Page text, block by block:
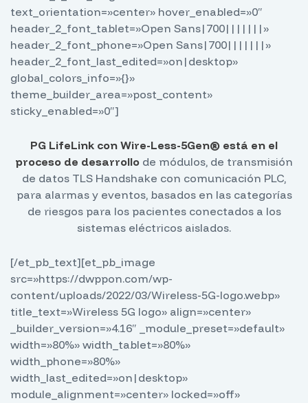
text_orientation=»center» hover_enabled=»0″
header_2_font_tablet=»Open Sans|700|||||||»
header_2_font_phone=»Open Sans|700|||||||»
header_2_font_last_edited=»on|desktop»
global_colors_info=»{}»
theme_builder_area=»post_content»
sticky_enabled=»0″]
PG LifeLink con Wire-Less-5Gen®️ está en el
proceso de desarrollo de módulos, de transmisión
de datos TLS Handshake con comunicación PLC,
para alarmas y eventos, basados en las categorías
de riesgos para los pacientes conectados a los
sistemas eléctricos aislados.
[/et_pb_text][et_pb_image
src=»https://dwppon.com/wp-
content/uploads/2022/03/Wireless-5G-logo.webp»
title_text=»Wireless 5G logo» align=»center»
_builder_version=»4.16″ _module_preset=»default»
width=»80%» width_tablet=»80%»
width_phone=»80%»
width_last_edited=»on|desktop»
module_alignment=»center» locked=»off»